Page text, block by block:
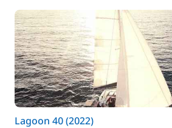
Lagoon 40 (2022)